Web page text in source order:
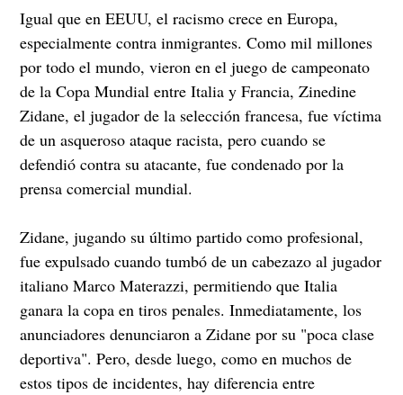
Igual que en EEUU, el racismo crece en Europa,
especialmente contra inmigrantes. Como mil millones
por todo el mundo, vieron en el juego de campeonato
de la Copa Mundial entre Italia y Francia, Zinedine
Zidane, el jugador de la selección francesa, fue víctima
de un asqueroso ataque racista, pero cuando se
defendió contra su atacante, fue condenado por la
prensa comercial mundial.
Zidane, jugando su último partido como profesional,
fue expulsado cuando tumbó de un cabezazo al jugador
italiano Marco Materazzi, permitiendo que Italia
ganara la copa en tiros penales. Inmediatamente, los
anunciadores denunciaron a Zidane por su "poca clase
deportiva". Pero, desde luego, como en muchos de
estos tipos de incidentes, hay diferencia entre